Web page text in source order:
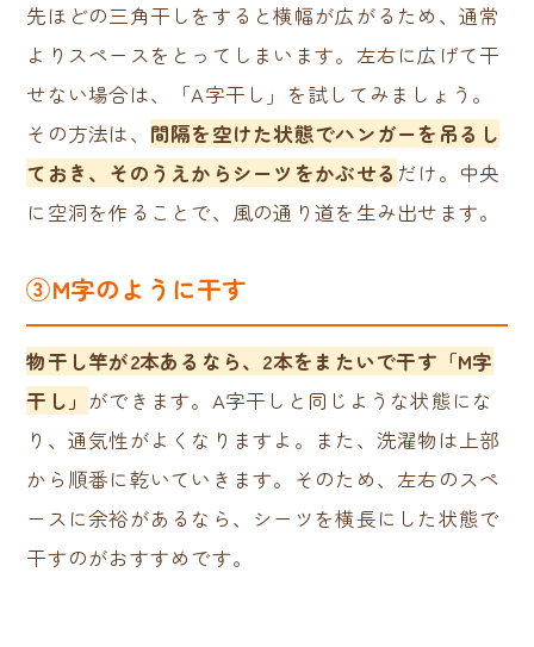
先ほどの三角干しをすると横幅が広がるため、通常
よりスペースをとってしまいます。左右に広げて干
せない場合は、「A字干し」を試してみましょう。
その方法は、 間隔を空けた状態でハンガーを吊るし
ておき、そのうえからシーツをかぶせる だけ。中央
に空洞を作ることで、風の通り道を生み出せます。
③M字のように干す
物干し竿が2本あるなら、2本をまたいで干す「M字
干し」 ができます。A字干しと同じような状態にな
り、通気性がよくなりますよ。
また、洗濯物は上部
から順番に乾いていきます。そのため、左右のスペ
ースに余裕があるなら、シーツを横長にした状態で
干すのがおすすめです。